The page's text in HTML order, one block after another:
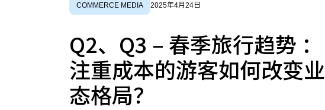
COMMERCE MEDIA 2025年4月24日
Q2、Q3 – 春季旅行趋势 ：
注重成本的游客如何改变业
态格局？